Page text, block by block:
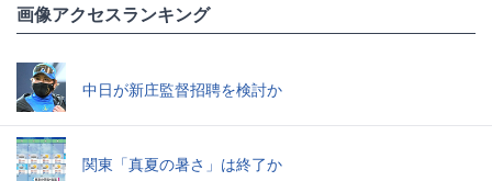
画像アクセスランキング
中日が新庄監督招聘を検討か
関東「真夏の暑さ」は終了か